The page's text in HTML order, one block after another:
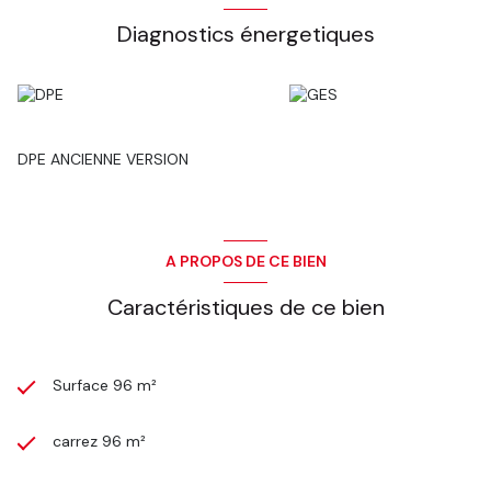
Diagnostics énergetiques
DPE ANCIENNE VERSION
A PROPOS DE CE BIEN
Caractéristiques de ce bien
Surface 96 m²
carrez 96 m²